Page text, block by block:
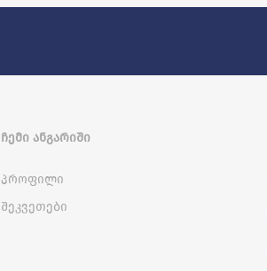
ᲩᲔᲛᲘ ᲐᲜᲒᲐᲠᲘᲨᲘ
პროფილი
შეკვეთები